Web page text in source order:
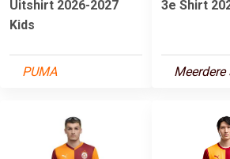
Uitshirt 2026-2027
Kids
PUMA
3e Shirt
Meerdere